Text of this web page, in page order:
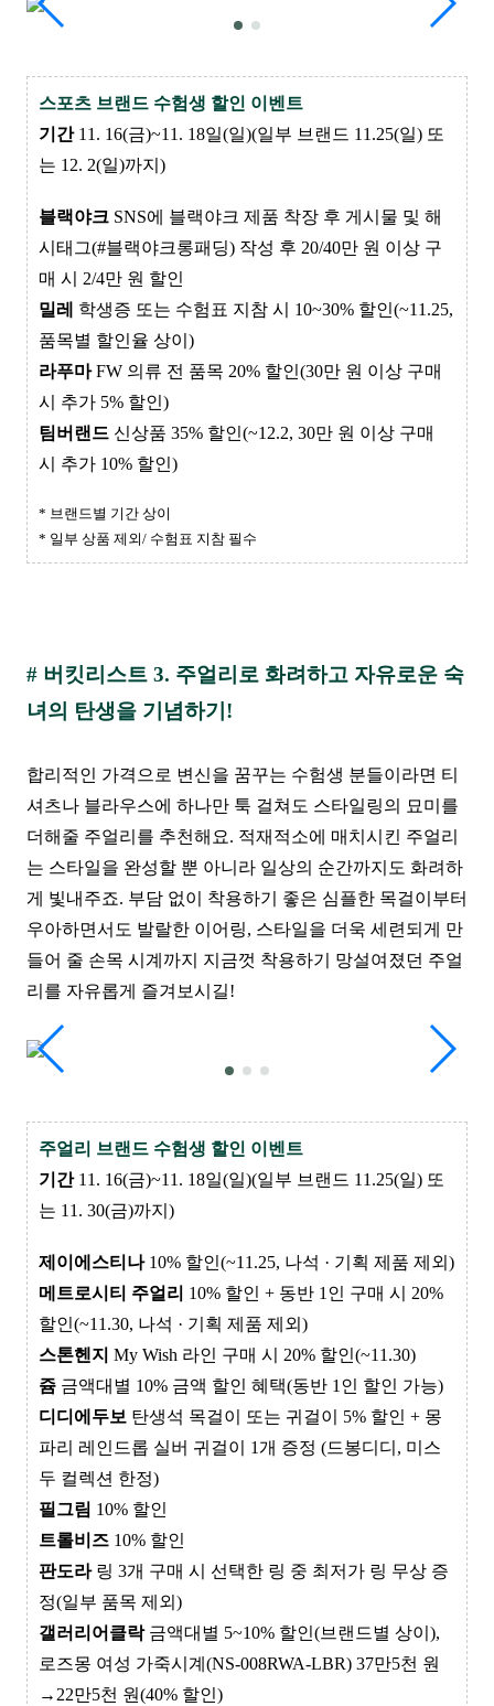
스포츠 브랜드 수험생 할인 이벤트
기간11. 16(금)~11. 18일(일)(일부 브랜드 11.25(일) 또
는 12. 2(일)까지)
블랙야크 SNS에 블랙야크 제품 착장 후 게시물 및 해
시태그(#블랙야크롱패딩) 작성 후 20/40만 원 이상 구
매 시 2/4만 원 할인
밀레
학생증 또는 수험표 지참 시 10~30% 할인(~11.25,
품목별 할인율 상이)
라푸마FW 의류 전 품목 20% 할인(30만 원 이상 구매
시 추가 5% 할인)
팀버랜드 신상품 35% 할인(~12.2, 30만 원 이상 구매
시 추가 10% 할인)
* 브랜드별 기간 상이
* 일부 상품 제외/ 수험표 지참 필수
# 버킷리스트 3. 주얼리로 화려하고 자유로운 숙
녀의 탄생을 기념하기!
합리적인 가격으로 변신을 꿈꾸는 수험생 분들이라면 티
셔츠나 블라우스에 하나만 툭 걸쳐도 스타일링의 묘미를
더해줄 주얼리를 추천해요. 적재적소에 매치시킨 주얼리
는 스타일을 완성할 뿐 아니라 일상의 순간까지도 화려하
게 빛내주죠. 부담 없이 착용하기 좋은 심플한 목걸이부터
우아하면서도 발랄한 이어링, 스타일을 더욱 세련되게 만
들어 줄 손목 시계까지 지금껏 착용하기 망설여졌던 주얼
리를 자유롭게 즐겨보시길!
주얼리 브랜드 수험생 할인 이벤트
기간11. 16(금)~11. 18일(일)(일부 브랜드 11.25(일) 또
는 11. 30(금)까지)
제이에스티나10% 할인(~11.25, 나석 · 기획 제품 제외)
메트로시티 주얼리 10% 할인 + 동반 1인 구매 시 20%
할인(~11.30, 나석 · 기획 제품 제외)
스톤헨지 My Wish 라인 구매 시 20% 할인(~11.30)
쥼 금액대별 10% 금액 할인 혜택(동반 1인 할인 가능)
디디에두보 탄생석 목걸이 또는 귀걸이 5% 할인 + 몽
파리 레인드롭 실버 귀걸이 1개 증정 (드봉디디, 미스
두 컬렉션 한정)
필그림 10% 할인
트롤비즈 10% 할인
판도라링 3개 구매 시 선택한 링 중 최저가 링 무상 증
정(일부 품목 제외)
갤러리어클락금액대별 5~10% 할인(브랜드별 상이),
로즈몽 여성 가죽시계(NS-008RWA-LBR) 37만5천 원
→ 22만5천 원(40% 할인)